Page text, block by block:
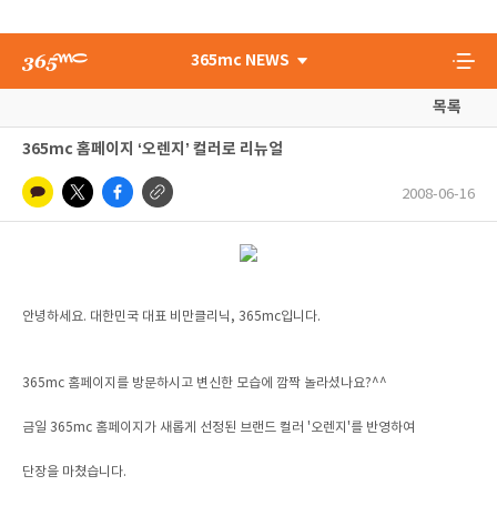
365mc NEWS
목록
365mc 홈페이지 ‘오렌지’ 컬러로 리뉴얼
2008-06-16
안녕하세요. 대한민국 대표 비만클리닉, 365mc입니다.
365mc 홈페이지를 방문하시고 변신한 모습에 깜짝 놀라셨나요?^^
금일 365mc 홈페이지가 새롭게 선정된 브랜드 컬러 '오렌지'를 반영하여
단장을 마쳤습니다.